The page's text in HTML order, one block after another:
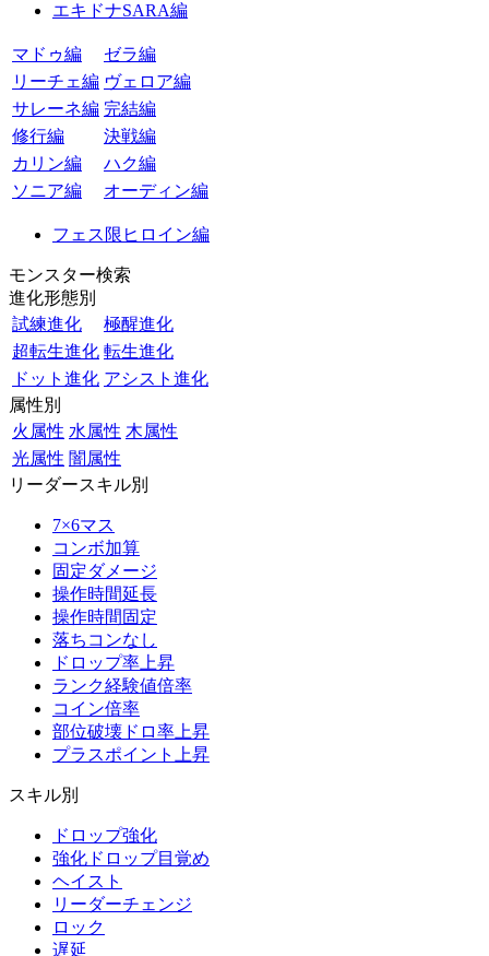
エキドナSARA編
マドゥ編
ゼラ編
リーチェ編 ヴェロア編
サレーネ編 完結編
修行編
決戦編
カリン編
ハク編
ソニア編
オーディン編
フェス限ヒロイン編
モンスター検索
進化形態別
試練進化
極醒進化
超転生進化 転生進化
ドット進化 アシスト進化
属性別
火属性 水属性 木属性
光属性 闇属性
リーダースキル別
7×6マス
コンボ加算
固定ダメージ
操作時間延長
操作時間固定
落ちコンなし
ドロップ率上昇
ランク経験値倍率
コイン倍率
部位破壊ドロ率上昇
プラスポイント上昇
スキル別
ドロップ強化
強化ドロップ目覚め
ヘイスト
リーダーチェンジ
ロック
遅延